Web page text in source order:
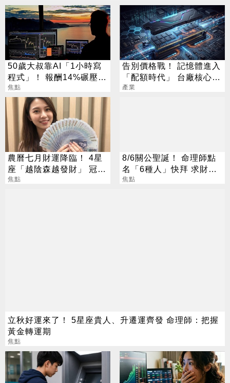
50歲大叔靠AI「1小時寫
程式」！ 報酬14%碾壓標
普 直接辭職去炒股
焦點
告別價格戰！ 記憶體進入
「配額時代」 台廠核心指
標一次看
產業
農曆七月財運降臨！ 4星
座「越陰森越發財」 冠軍
賺到翻
焦點
8/6關公聖誕！ 命理師點
名「6種人」快拜 求財求
職保平安
焦點
立秋好運來了！ 5星座貴人、升遷運齊發 命理師：把握
黃金轉運期
焦點